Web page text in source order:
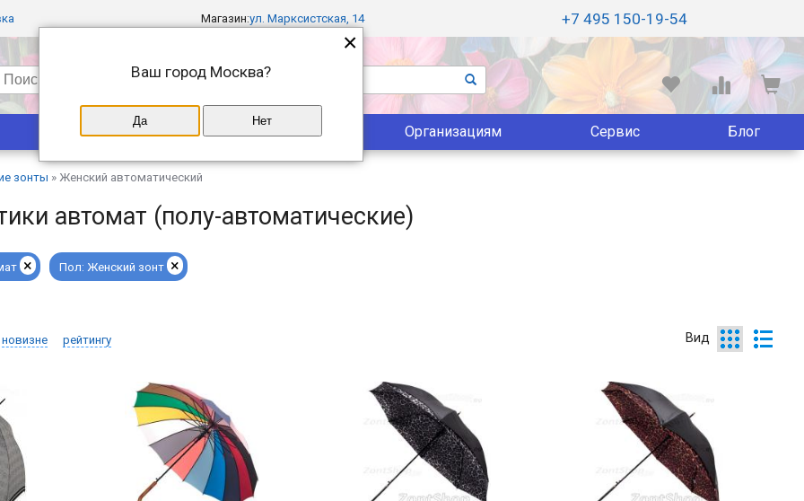
Магазин:ул. Марксистская, 14 +7 495 150-19-54
Популярные Магазины Организациям Сервис Блог
зонты »Женский автоматический
автомат (полу-автоматические)
× Пол: Женский зонт ×
Вид
новизне рейтингу
×
Ваш город Москва?
Да Нет